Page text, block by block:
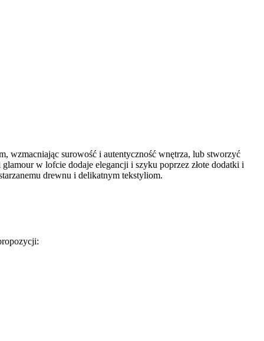
wzmacniając surowość i autentyczność wnętrza, lub stworzyć
w lofcie dodaje elegancji i szyku poprzez złote dodatki i
drewnu i delikatnym tekstyliom.